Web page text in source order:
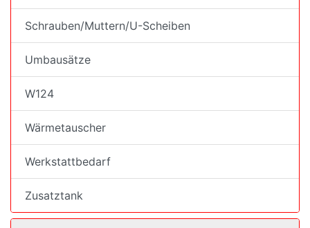
Schrauben/Muttern/U-Scheiben
Umbausätze
W124
Wärmetauscher
Werkstattbedarf
Zusatztank